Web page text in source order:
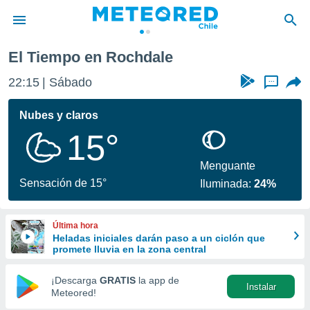
de
por
se
calidad.
a este
las
y
forma
digital
basada
El Tiempo en Rochdale
22:15 Sábado ...
Nubes y claros
15°
Sensación de 15°
Menguante
Iluminada:24%
Última hora
Heladas iniciales darán paso a un ciclón que
promete lluvia en la zona central
¡Descarga GRATIS la app de
Meteored!
Instalar